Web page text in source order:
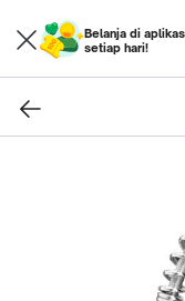
Belanja di
setiap hari!